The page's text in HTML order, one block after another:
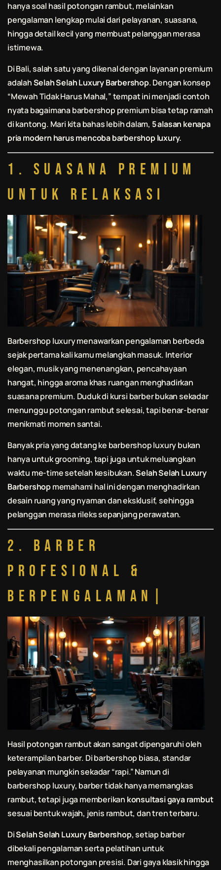
hanya soal hasil potongan rambut, melainkan
pengalaman lengkap mulai dari pelayanan, suasana,
hingga detail kecil yang membuat pelanggan merasa
istimewa.
Di Bali, salah satu yang dikenal dengan layanan premium
adalahSelah Selah Luxury Barbershop. Dengan konsep
“Mewah Tidak Harus Mahal,” tempat ini menjadi contoh
nyata bagaimana barbershop premium bisa tetap ramah
di kantong. Mari kita bahas lebih dalam, 5 alasan kenapa
pria modern harus mencoba barbershop luxury.
1. Suasana Premium
untuk Relaksasi
Barbershop luxury menawarkan pengalaman berbeda
sejak pertama kali kamu melangkah masuk. Interior
elegan, musik yang menenangkan, pencahayaan
hangat, hingga aroma khas ruangan menghadirkan
suasana premium. Duduk di kursi barber bukan sekadar
menunggu potongan rambut selesai, tapi benar-benar
menikmati momen santai.
Banyak pria yang datang ke barbershop luxury bukan
hanya untuk grooming, tapi juga untuk meluangkan
waktu me-time setelah kesibukan.Selah Selah Luxury
Barbershopmemahami hal ini dengan menghadirkan
desain ruang yang nyaman dan eksklusif, sehingga
pelanggan merasa rileks sepanjang perawatan.
2. Barber
Profesional &
Berpengalaman|
Hasil potongan rambut akan sangat dipengaruhi oleh
keterampilan barber. Di barbershop biasa, standar
pelayanan mungkin sekadar “rapi.” Namun di
barbershop luxury, barber tidak hanya memangkas
rambut, tetapi juga memberikan konsultasi gaya rambut
sesuai bentuk wajah, jenis rambut, dan tren terbaru.
DiSelah Selah Luxury Barbershop, setiap barber
dibekali pengalaman serta pelatihan untuk
menghasilkan potongan presisi. Dari gaya klasik hingga